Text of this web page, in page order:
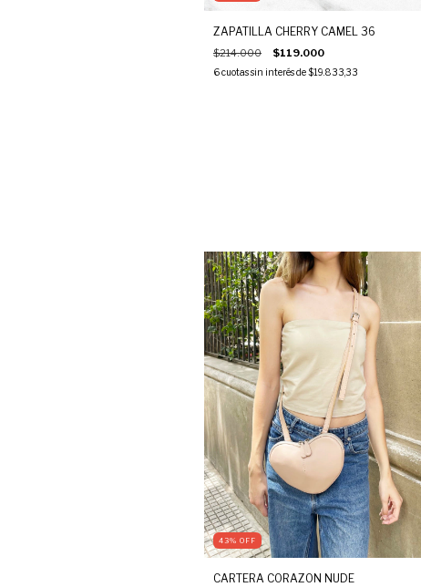
ZAPATILLA CHERRY CAMEL 36
$214.000 $119.000
6cuotas sin interés de$19.833,33
43% OFF
CARTERA CORAZON NUDE